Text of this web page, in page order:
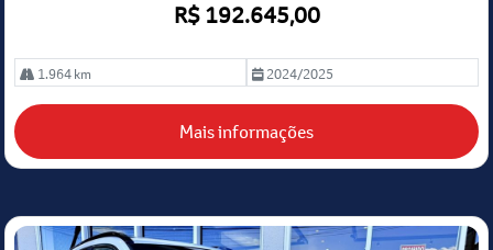
R$ 192.645,00
1.964 km 2024/2025
Mais informações